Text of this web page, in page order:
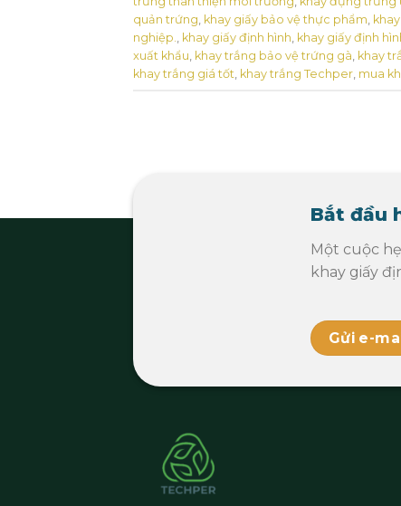
quản trứng khay giấy bảo vệ thực phẩm
nghiệp.
khay giấy định hình khay giấy định
xuất khẩu khay trắng bảo vệ trứng gà khay
khay trắng giá tốt khay trắng Techper mua
Bắt đầu
Một cuộc
khay giấy
Gửi e-